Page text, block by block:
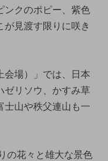
ンクのポピー、紫色
が見渡す限りに咲き
会場）」では、日本
ゼリソウ、かすみ草
士山や秩父連山も一
の花々と雄大な景色